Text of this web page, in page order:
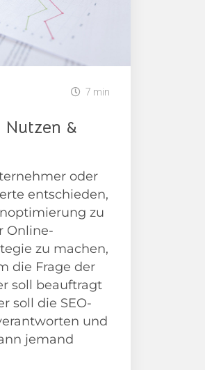
7 min
Nutzen &
oder
entschieden,
zu
Online-
zu machen,
die Frage der
soll beauftragt
soll die SEO-
und
jemand